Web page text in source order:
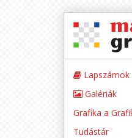
Lapszámok
Galériák
Grafika a
Tudástár